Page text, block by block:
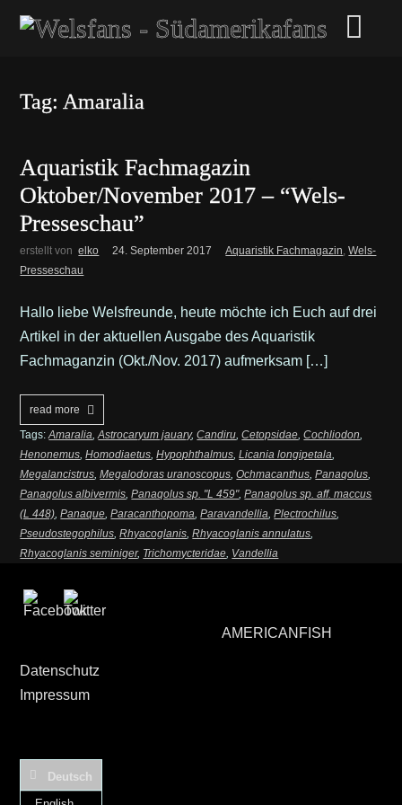
Tag: Amaralia
Aquaristik Fachmagazin
Oktober/November 2017 – “Wels-
Presseschau”
erstellt von elko 24. September 2017 Aquaristik Fachmagazin,Wels-
Presseschau
Hallo liebe Welsfreunde, heute möchte ich Euch auf drei
Artikel in der aktuellen Ausgabe des Aquaristik
Fachmaganzin (Okt./Nov. 2017) aufmerksam […]
read more
Tags:Amaralia,Astrocaryum jauary,Candiru,Cetopsidae,Cochliodon,
Henonemus,Homodiaetus,Hypophthalmus,Licania longipetala,
Megalancistrus,Megalodoras uranoscopus,Ochmacanthus,Panaqolus,
Panaqolus albivermis,Panaqolus sp. "L 459",Panaqolus sp. aff. maccus
(L 448),Panaque,Paracanthopoma,Paravandellia,Plectrochilus,
Pseudostegophilus,Rhyacoglanis,Rhyacoglanis annulatus,
Rhyacoglanis seminiger, Trichomycteridae, Vandellia
AMERICANFISH
Datenschutz
Impressum
Deutsch